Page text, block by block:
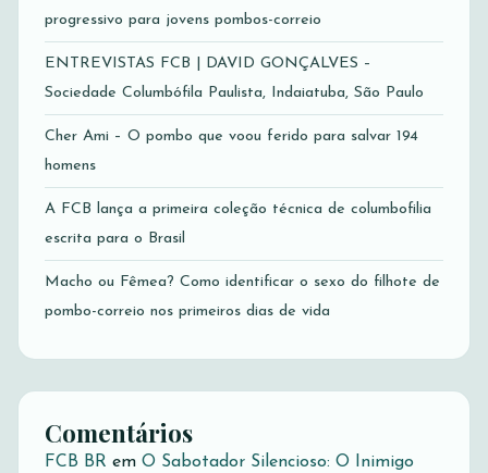
progressivo para jovens pombos-correio
ENTREVISTAS FCB | DAVID GONÇALVES –
Sociedade Columbófila Paulista, Indaiatuba, São Paulo
Cher Ami – O pombo que voou ferido para salvar 194
homens
A FCB lança a primeira coleção técnica de columbofilia
escrita para o Brasil
Macho ou Fêmea? Como identificar o sexo do filhote de
pombo-correio nos primeiros dias de vida
Comentários
FCB BR em O Sabotador Silencioso: O Inimigo